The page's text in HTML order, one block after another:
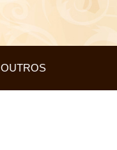
OUTROS